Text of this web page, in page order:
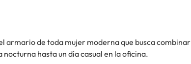
armario de toda mujer moderna que busca combinar
hasta un día casual en la oficina.